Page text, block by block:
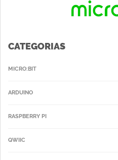
CATEGORIAS
MICRO:BIT
ARDUINO
RASPBERRY PI
QWIIC